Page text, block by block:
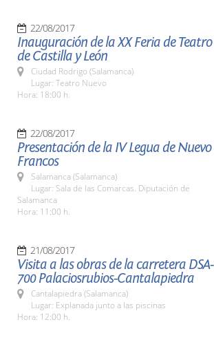
22/08/2017
Inauguración de la XX Feria de Teatro
de Castilla y León
Ciudad Rodrigo (Salamanca)
Lugar: Teatro Nuevo
Hora: 18:00 h.
22/08/2017
Presentación de la IV Legua de Nuevo
Francos
Salamanca (Salamanca)
Lugar: Sala de las Comarcas. Diputación de
Salamanca
Hora: 11:00 h.
21/08/2017
Visita a las obras de la carretera DSA-
700 Palaciosrubios-Cantalapiedra
Cantalapiedra (Salamanca)
Lugar: Explanada junto a las piscinas
Hora: 12:00 h.